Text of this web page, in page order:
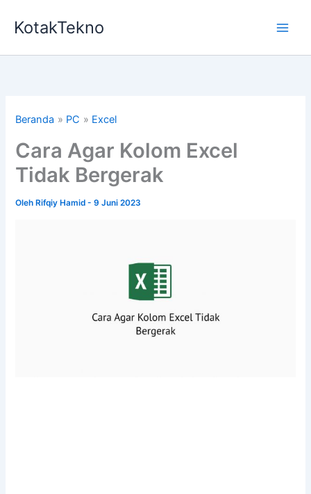
KotakTekno
Beranda PC Excel
Cara Agar Kolom Excel
Tidak Bergerak
Oleh Rifqiy Hamid-9 Juni 2023